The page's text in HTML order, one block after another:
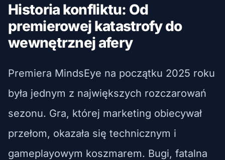
Historia konfliktu: Od
premierowej katastrofy do
wewnętrznej afery
Premiera MindsEye na początku 2025 roku
była jednym z największych rozczarowań
sezonu. Gra, której marketing obiecywał
przełom, okazała się technicznym i
gameplayowym koszmarem. Bugi, fatalna